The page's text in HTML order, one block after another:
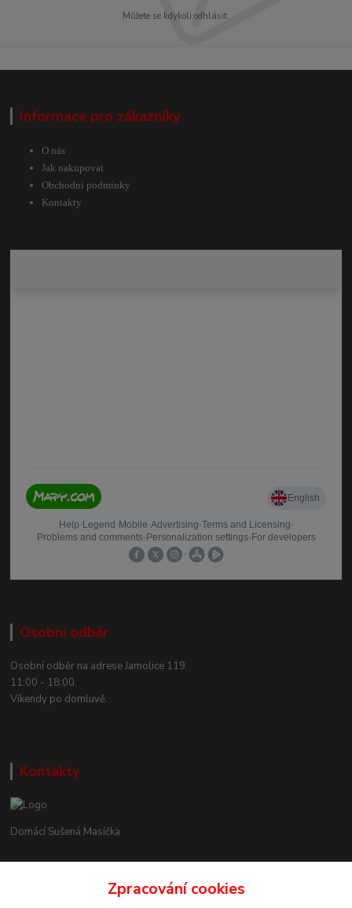
Můžete se kdykoli odhlásit.
Informace pro zákazníky
O nás
Jak nakupovat
Obchodní podmínky
Kontakty
Osobní odběr
Osobní odběr na adrese Jamolice 119.
11:00 - 18:00.
Víkendy po domluvě.
Kontakty
Domácí Sušená Masíčka
Zpracování cookies